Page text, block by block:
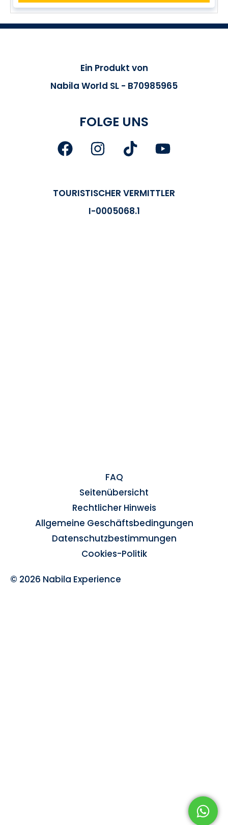
Ein Produkt von
Nabila World SL - B70985965
FOLGE UNS
TOURISTISCHER VERMITTLER
I-0005068.1
FAQ
Seitenübersicht
Rechtlicher Hinweis
Allgemeine Geschäftsbedingungen
Datenschutzbestimmungen
Cookies-Politik
© 2026 Nabila Experience